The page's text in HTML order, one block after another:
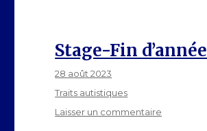
Stage-Fin d’année
Publié
28 août 2023
Catégories
Traits autistiques
Laisser un commentaire